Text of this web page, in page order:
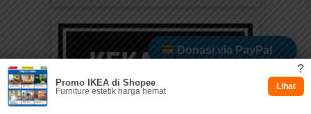
Donasi via PayPal
Dukung via Kitabisa
?
Promo IKEA di Shopee
Furniture estetik harga hemat Lihat